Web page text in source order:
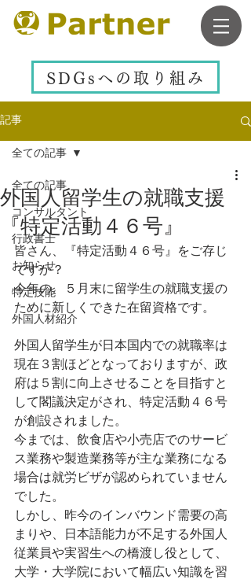
SDGsへの取り組み
記事
全ての記事
コンサルタント
行政書士
お知らせ
特定技能
外国人材紹介
全ての記事
外国人留学生の就職支援
『特定活動４６号』
皆さん、『特定活動４６号』をご存じ
ですか？
今年の、５月末に留学生の就職支援の
ために新しくできた在留資格です。
外国人留学生が日本国内での就職率は
現在３割ほどとなっておりますが、政
府は５割に向上させることを目指すと
して閣議決定がされ、特定活動４６号
が創設されました。
今までは、飲食店や小売店でのサービ
ス業務や製造業務等が主な業務になる
場合は就労ビザが認められていません
でした。
しかし、昨今のインバウンド需要の高
まりや、日本語能力が不足する外国人
従業員や実習生への橋渡し役として、
大学・大学院において幅広い知識を習